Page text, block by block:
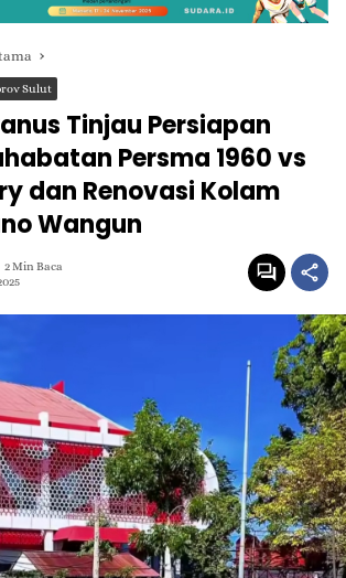
Sulut
Tinjau Persiapan
Persma 1960 vs
dan Renovasi Kolam
Wangun
2 Min Baca